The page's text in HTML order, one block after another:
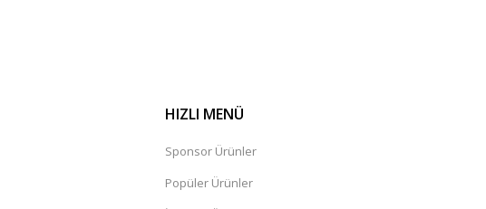
HIZLI MENÜ
Sponsor Ürünler
Popüler Ürünler